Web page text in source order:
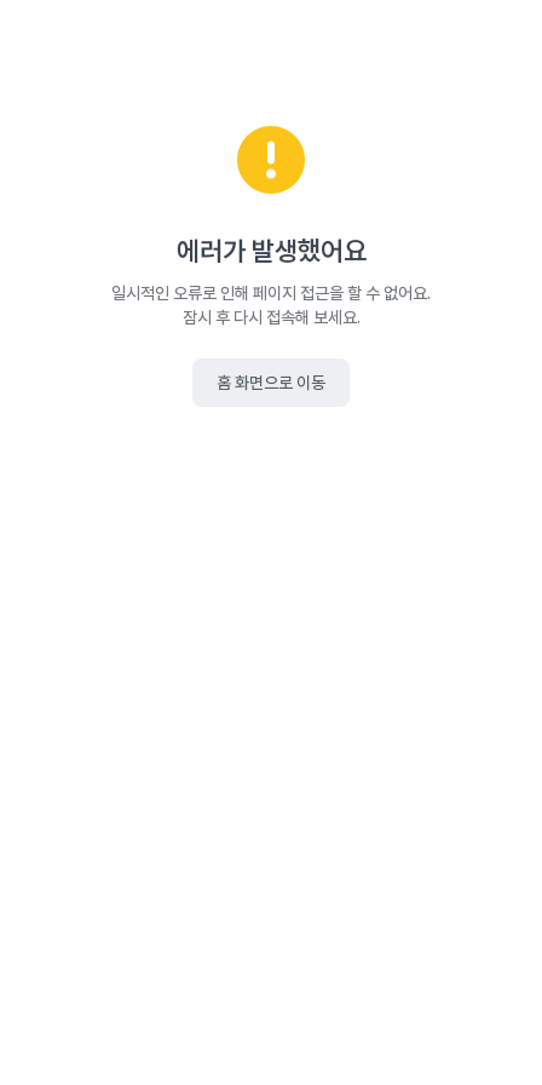
에러가 발생했어요
일시적인 오류로 인해 페이지 접근을 할 수 없어요.
잠시 후 다시 접속해 보세요.
홈 화면으로 이동